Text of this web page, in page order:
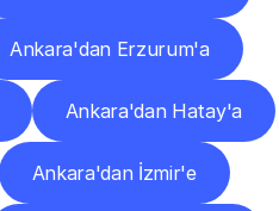
Ankara'dan Erzurum'a
Ankara'dan Hatay'a
Ankara'dan İzmir'e